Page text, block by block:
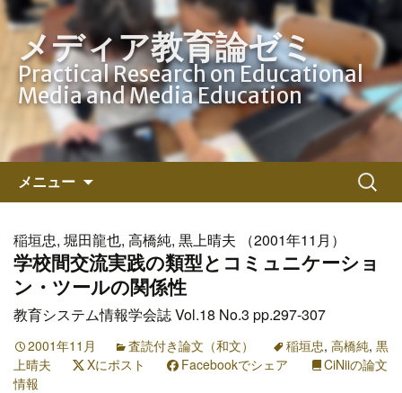
メディア教育論ゼミ
Practical Research on Educational
Media and Media Education
メニュー
ン
ツ
へ
ス
キ
ッ
プ
検
索:
稲垣忠, 堀田龍也, 高橋純, 黒上晴夫 （2001年11月）
学校間交流実践の類型とコミュニケーショ
ン・ツールの関係性
教育システム情報学会誌 Vol.18 No.3 pp.297-307
2001年11月 査読付き論文（和文） 稲垣忠, 高橋純, 黒
上晴夫
Xにポスト Facebookでシェア
CiNiiの論文
情報